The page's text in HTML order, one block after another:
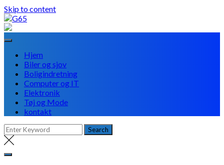
Skip to content
Hjem
Biler og sjov
Boligindretning
Computer og IT
Elektronik
Tøj og Mode
kontakt